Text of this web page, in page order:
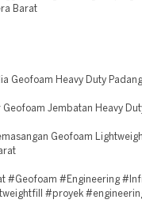
Barat
Geofoam Heavy Duty
Jembatan Heavy
Geofoam
#Geofoam #Engineering
#proyek